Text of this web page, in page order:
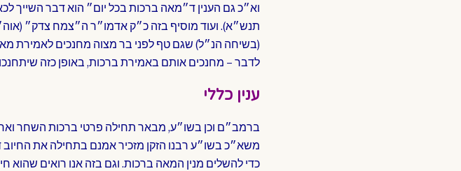
וא״כ גם הענין ד״מאה ברכות בכל יום״ הוא דבר השייך
תנש״א). ועוד מוסיף בזה כ״ק אדמו״ר ה״צמח צדק״
(בשיחה הנ״ל) שגם טף לפני בר מצוה מחנכים לאמירת מאה
לדבר – מחנכים אותם באמירת ברכות, באופן כזה
ענין כללי
ברמב״ם וכן בשו״ע, מבאר תחילה פרטי ברכות השחר
משא״כ בשו״ע רבנו הזקן מזכיר אמנם בתחילה את
כדי להשלים מנין המאה ברכות. וגם בזה אנו רואים שהוא